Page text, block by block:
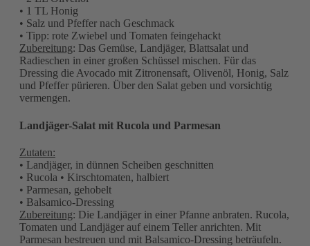
• 1 TL Honig
• Salz und Pfeffer nach Geschmack
• Tipp: rote Zwiebel und Tomaten feingehackt
Zubereitung: Das Gemüse, Landjäger, Blattsalat und
Radieschen in einer großen Schüssel mischen. Für das
Dressing die Avocado mit Zitronensaft, Olivenöl, Honig, Salz
und Pfeffer pürieren. Über den Salat geben und vorsichtig
vermengen.
Landjäger-Salat mit Rucola und Parmesan
Zutaten:
• Landjäger, in dünnen Scheiben geschnitten
• Rucola • Kirschtomaten, halbiert
• Parmesan, gehobelt
• Balsamico-Dressing
Zubereitung: Die Landjäger in einer Pfanne anbraten. Rucola,
Tomaten und Landjäger auf einem Teller anrichten. Mit
Parmesan bestreuen und mit Balsamico-Dressing beträufeln.